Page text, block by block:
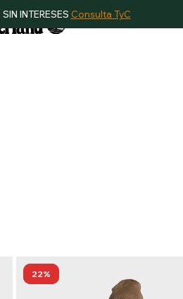
INTERESES Consulta TyC
22